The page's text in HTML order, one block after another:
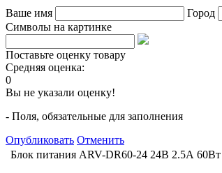
Ваше имя Город
Символы на картинке
Поставьте оценку товару
Средняя оценка:
0
Вы не указали оценку!
- Поля, обязательные для заполнения
Опубликовать Отменить
Блок питания ARV-DR60-24 24В 2.5А